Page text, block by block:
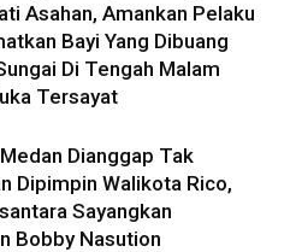
Asahan, Amankan Pelaku
Bayi Yang Dibuang
Di Tengah Malam
Tersayat
Dianggap Tak
Dipimpin Walikota Rico,
Sayangkan
Bobby Nasution